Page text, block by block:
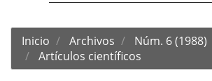
Inicio Archivos
Núm. 6 (1988)
Artículos científicos